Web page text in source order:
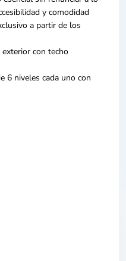
y comodidad
a partir de los
con techo
6 niveles cada uno con